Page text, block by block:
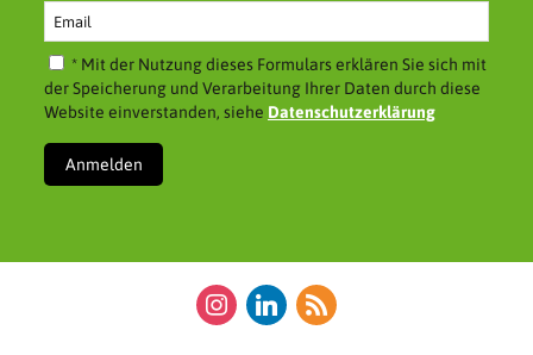
* Mit der Nutzung dieses Formulars erklären Sie sich mit
der Speicherung und Verarbeitung Ihrer Daten durch diese
Website einverstanden, siehe Datenschutzerklärung
instagramlinkedinrss